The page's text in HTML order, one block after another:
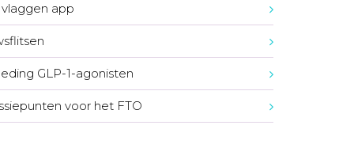
app
GLP-1-agonisten
voor het FTO